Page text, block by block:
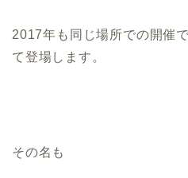
2017年も同じ場所での開催
て登場します。
その名も